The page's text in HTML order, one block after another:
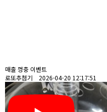
매출 껑충 이벤트
로또추첨기 2026-04-20 12:17:51